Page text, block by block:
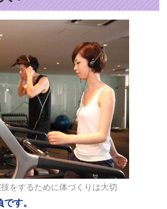
をするために体づくりは大切
す。